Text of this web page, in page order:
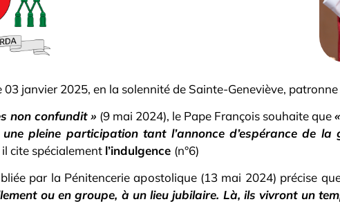
03 janvier 2025, en la solennité de Sainte-Geneviève,
non confundit » (9 mai 2024), le Pape François souhaite que
pleine participation tant l’annonce d’espérance de
cite spécialement l’indulgence (n°6)
par la Pénitencerie apostolique (13 mai 2024) précise
ou en groupe, à un lieu jubilaire. Là, ils vivront un